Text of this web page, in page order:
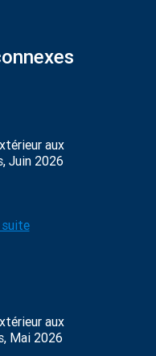
aux
Juin 2026
suite
aux
Mai 2026